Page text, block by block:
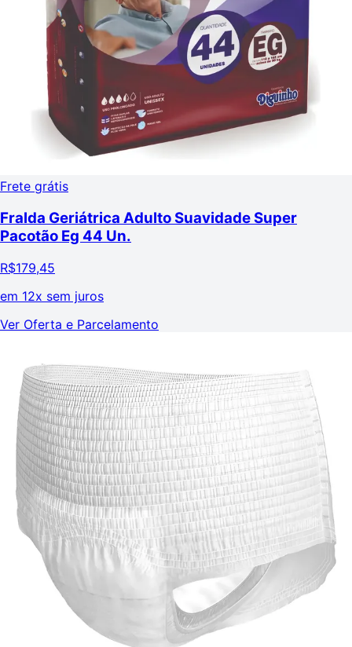
Frete grátis
Fralda Geriátrica Adulto Suavidade Super
Pacotão Eg 44 Un.
R$179,45
em 12x sem juros
Ver Oferta e Parcelamento